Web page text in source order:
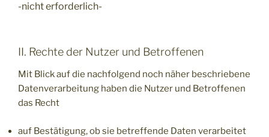
-nicht erforderlich-
II. Rechte der Nutzer und Betroffenen
Mit Blick auf die nachfolgend noch näher beschriebene
Datenverarbeitung haben die Nutzer und Betroffenen
das Recht
auf Bestätigung, ob sie betreffende Daten verarbeitet